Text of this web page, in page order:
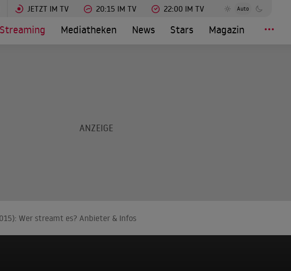
JETZT IM TV 20:15 IM TV 22:00 IM TV Auto
Streaming Mediatheken News Stars Magazin
Wer streamt es? Anbieter & Infos